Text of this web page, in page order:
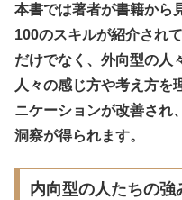
本書では著者が書籍から
100のスキルが紹介され
だけでなく、外向型の人
人々の感じ方や考え方を
ニケーションが改善され
洞察が得られます。
内向型の人たちの強